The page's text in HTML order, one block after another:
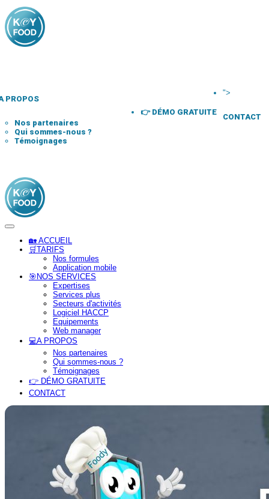
PROPOS
Nos partenaires
Qui sommes-nous ?
Témoignages
👉 DÉMO GRATUITE
">
CONTACT
🏡 ACCUEIL
🛒TARIFS
Nos formules
Application mobile
🎯NOS SERVICES
Expertises
Services plus
Secteurs d'activités
Logiciel HACCP
Equipements
Web manager
💻A PROPOS
Nos partenaires
Qui sommes-nous ?
Témoignages
👉 DÉMO GRATUITE
CONTACT